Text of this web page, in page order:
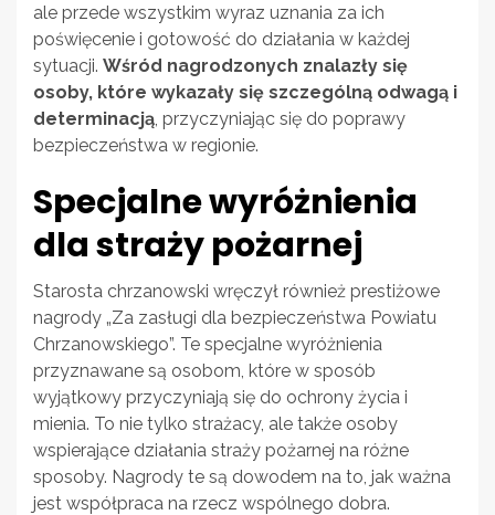
ale przede wszystkim wyraz uznania za ich
poświęcenie i gotowość do działania w każdej
sytuacji. Wśród nagrodzonych znalazły się
osoby, które wykazały się szczególną odwagą i
determinacją, przyczyniając się do poprawy
bezpieczeństwa w regionie.
Specjalne wyróżnienia
dla straży pożarnej
Starosta chrzanowski wręczył również prestiżowe
nagrody „Za zasługi dla bezpieczeństwa Powiatu
Chrzanowskiego”. Te specjalne wyróżnienia
przyznawane są osobom, które w sposób
wyjątkowy przyczyniają się do ochrony życia i
mienia. To nie tylko strażacy, ale także osoby
wspierające działania straży pożarnej na różne
sposoby. Nagrody te są dowodem na to, jak ważna
jest współpraca na rzecz wspólnego dobra.